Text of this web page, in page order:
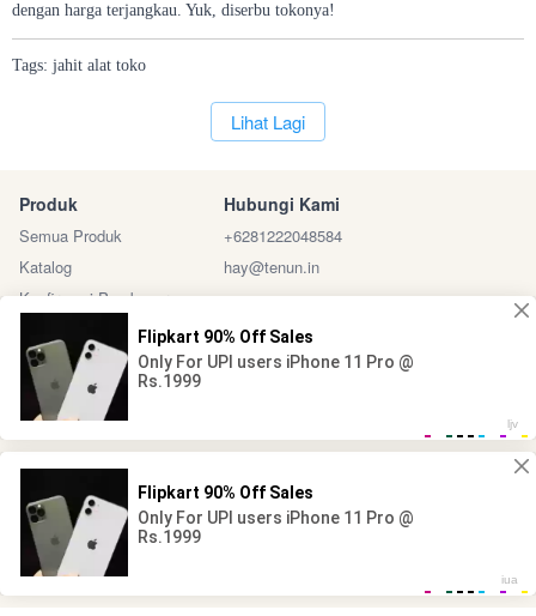
dengan harga terjangkau. Yuk, diserbu tokonya!
Tags: jahit alat toko
`Lihat Lagi
Produk
Semua Produk
Katalog
Konfirmasi Pembayaran
Hubungi Kami
+6281222048584
hay@tenun.in
Sosial Media Marketplace
@ 2024 - Tenun Indonesia